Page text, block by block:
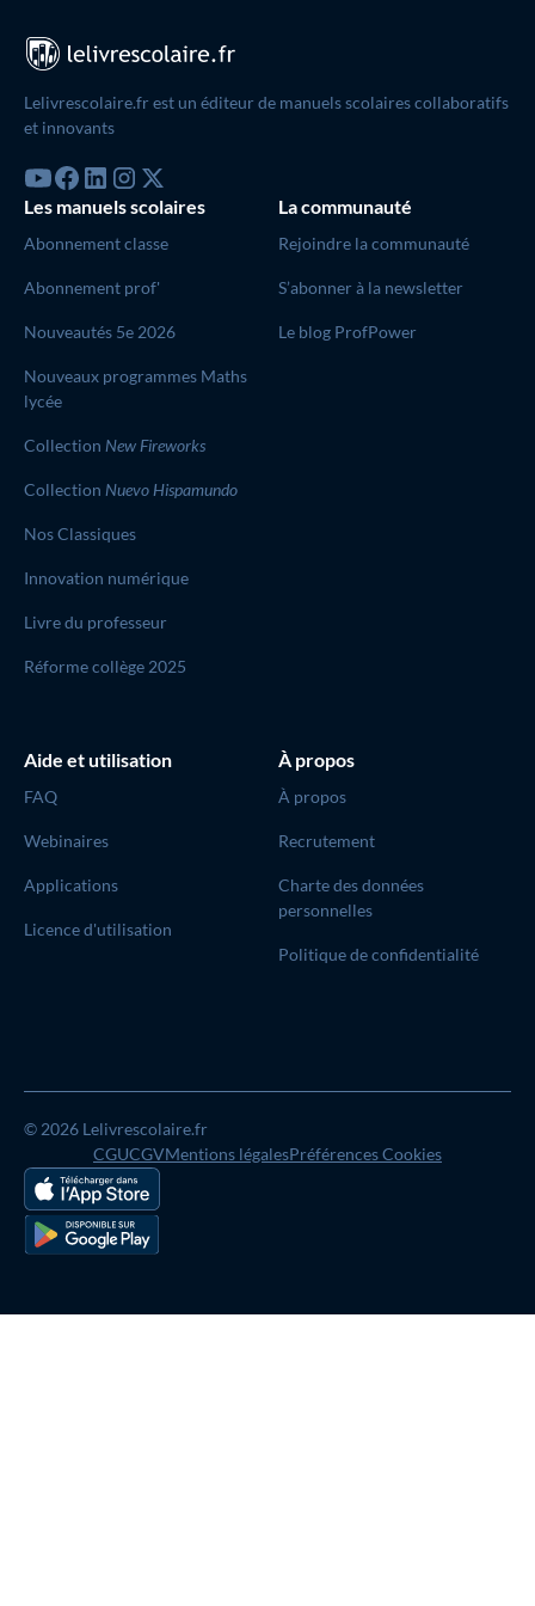
pouvez choisir l’Abonnement Prof’ que vous pouvez
commander directement sur notre boutique en ligne
Lelivrescolaire.fr est un éditeur de manuels scolaires collaboratifs
et innovants
Les manuels scolaires
Abonnement classe
Abonnement prof'
Nouveautés 5e 2026
Nouveaux programmes Maths
lycée
Collection New Fireworks
Collection Nuevo Hispamundo
Nos Classiques
Innovation numérique
Livre du professeur
Réforme collège 2025
La communauté
Rejoindre la communauté
S’abonner à la newsletter
Le blog ProfPower
Aide et utilisation
FAQ
Webinaires
Applications
Licence d'utilisation
À propos
À propos
Recrutement
Charte des données
personnelles
Politique de confidentialité
© 2026 Lelivrescolaire.fr
CGUCGVMentions légalesPréférences Cookies